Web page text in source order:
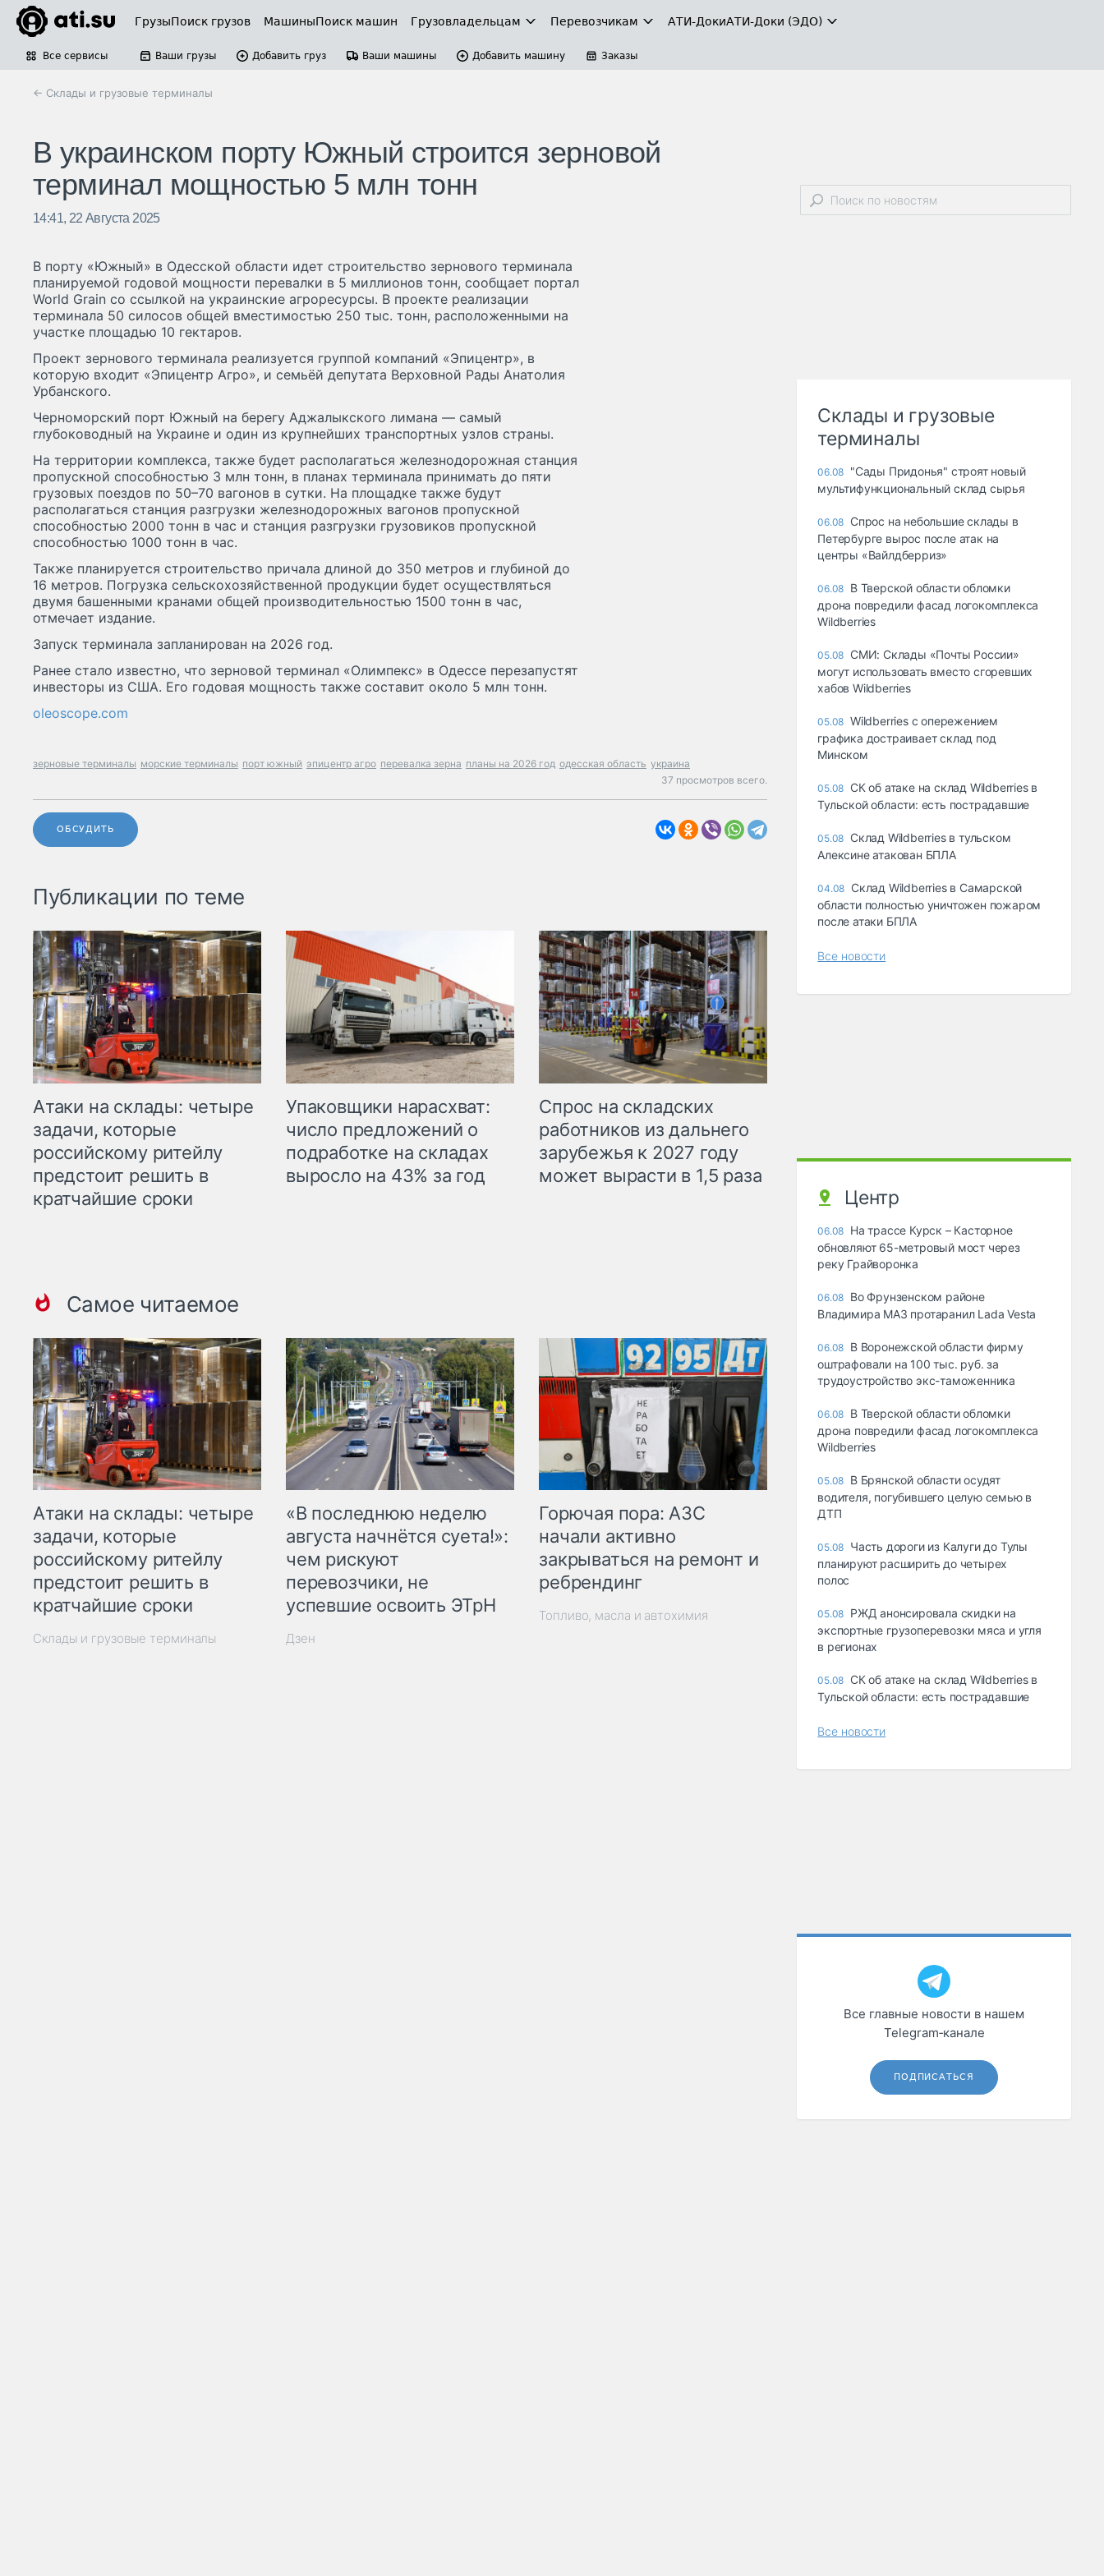
ГрузыПоиск грузов МашиныПоиск машин Грузовладельцам Перевозчикам АТИ-ДокиАТИ-Доки (ЭДО)
Все сервисы Ваши грузы Добавить груз Ваши машины Добавить машину Заказы
← Склады и грузовые терминалы
В украинском порту Южный строится зерновой
терминал мощностью 5 млн тонн
14:41, 22 Августа 2025
В порту «Южный» в Одесской области идет строительство зернового терминала
планируемой годовой мощности перевалки в 5 миллионов тонн, сообщает портал
World Grain со ссылкой на украинские агроресурсы. В проекте реализации
терминала 50 силосов общей вместимостью 250 тыс. тонн, расположенными на
участке площадью 10 гектаров.
Проект зернового терминала реализуется группой компаний «Эпицентр», в
которую входит «Эпицентр Агро», и семьёй депутата Верховной Рады Анатолия
Урбанского.
Черноморский порт Южный на берегу Аджалыкского лимана — самый
глубоководный на Украине и один из крупнейших транспортных узлов страны.
На территории комплекса, также будет располагаться железнодорожная станция
пропускной способностью 3 млн тонн, в планах терминала принимать до пяти
грузовых поездов по 50–70 вагонов в сутки. На площадке также будут
располагаться станция разгрузки железнодорожных вагонов пропускной
способностью 2000 тонн в час и станция разгрузки грузовиков пропускной
способностью 1000 тонн в час.
Также планируется строительство причала длиной до 350 метров и глубиной до
16 метров. Погрузка сельскохозяйственной продукции будет осуществляться
двумя башенными кранами общей производительностью 1500 тонн в час,
отмечает издание.
Запуск терминала запланирован на 2026 год.
Ранее стало известно, что зерновой терминал «Олимпекс» в Одессе перезапустят
инвесторы из США. Его годовая мощность также составит около 5 млн тонн.
oleoscope.com
зерновые терминалы морские терминалы порт южный эпицентр агро перевалка зерна планы на 2026 год одесская область украина
37 просмотров всего.
ОБСУДИТЬ
Публикации по теме
Атаки на склады: четыре
задачи, которые
российскому ритейлу
предстоит решить в
кратчайшие сроки
Упаковщики нарасхват:
число предложений о
подработке на складах
выросло на 43% за год
Спрос на складских
работников из дальнего
зарубежья к 2027 году
может вырасти в 1,5 раза
Самое читаемое
Атаки на склады: четыре
задачи, которые
российскому ритейлу
предстоит решить в
кратчайшие сроки
Склады и грузовые терминалы
«В последнюю неделю
августа начнётся суета!»:
чем рискуют
перевозчики, не
успевшие освоить ЭТрН
Дзен
Горючая пора: АЗС
начали активно
закрываться на ремонт и
ребрендинг
Топливо, масла и автохимия
Склады и грузовые
терминалы
06.08 "Сады Придонья" строят новый
мультифункциональный склад сырья
06.08 Спрос на небольшие склады в
Петербурге вырос после атак на
центры «Вайлдберриз»
06.08 В Тверской области обломки
дрона повредили фасад логокомплекса
Wildberries
05.08 СМИ: Склады «Почты России»
могут использовать вместо сгоревших
хабов Wildberries
05.08 Wildberries с опережением
графика достраивает склад под
Минском
05.08 СК об атаке на склад Wildberries в
Тульской области: есть пострадавшие
05.08 Склад Wildberries в тульском
Алексине атакован БПЛА
04.08 Склад Wildberries в Самарской
области полностью уничтожен пожаром
после атаки БПЛА
Все новости
Центр
06.08 На трассе Курск – Касторное
обновляют 65-метровый мост через
реку Грайворонка
06.08 Во Фрунзенском районе
Владимира МАЗ протаранил Lada Vesta
06.08 В Воронежской области фирму
оштрафовали на 100 тыс. руб. за
трудоустройство экс-таможенника
06.08 В Тверской области обломки
дрона повредили фасад логокомплекса
Wildberries
05.08 В Брянской области осудят
водителя, погубившего целую семью в
ДТП
05.08 Часть дороги из Калуги до Тулы
планируют расширить до четырех
полос
05.08 РЖД анонсировала скидки на
экспортные грузоперевозки мяса и угля
в регионах
05.08 СК об атаке на склад Wildberries в
Тульской области: есть пострадавшие
Все новости
Все главные новости в нашем
Telegram‑канале
ПОДПИСАТЬСЯ